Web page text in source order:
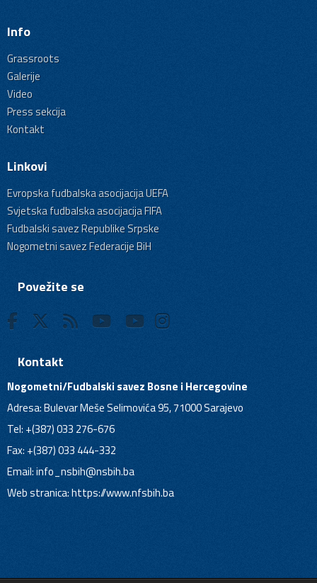
Info
Grassroots
Galerije
Video
Press sekcija
Kontakt
Linkovi
Evropska fudbalska asocijacija UEFA
Svjetska fudbalska asocijacija FIFA
Fudbalski savez Republike Srpske
Nogometni savez Federacije BiH
Povežite se
Kontakt
Nogometni/Fudbalski savez Bosne i Hercegovine
Adresa: Bulevar Meše Selimovića 95, 71000 Sarajevo
Tel: +(387) 033 276-676
Fax: +(387) 033 444-332
Email:info_nsbih@nsbih.ba
Web stranica: https://www.nfsbih.ba